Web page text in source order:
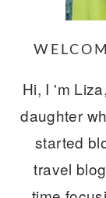
Hi, I 'm
daughter
started
travel